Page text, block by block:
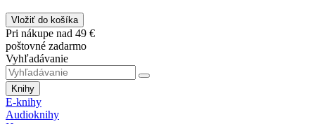
Vložiť do košíka
Pri nákupe nad 49 €
poštovné zadarmo
Vyhľadávanie
Knihy
E-knihy
Audioknihy